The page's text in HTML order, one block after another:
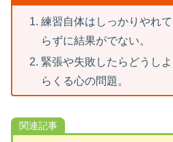
練習自体はしっかりやれ
らずに結果がでない。
緊張や失敗したらどうし
らくる心の問題。
関連記事